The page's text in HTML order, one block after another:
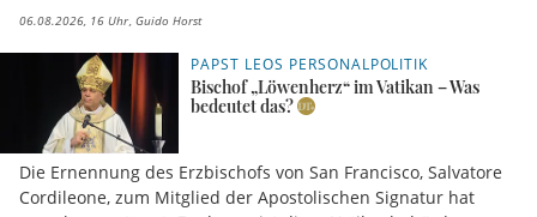
06.08.2026, 16 Uhr Guido Horst
PAPST LEOS PERSONALPOLITIK
Bischof „Löwenherz“ im Vatikan – Was
bedeutet das?
Die Ernennung des Erzbischofs von San Francisco, Salvatore
Cordileone, zum Mitglied der Apostolischen Signatur hat